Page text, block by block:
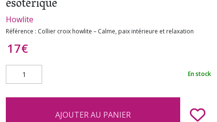
ésotérique
Howlite
Référence : Collier croix howlite – Calme, paix intérieure et relaxation
17€
En stock
AJOUTER AU PANIER